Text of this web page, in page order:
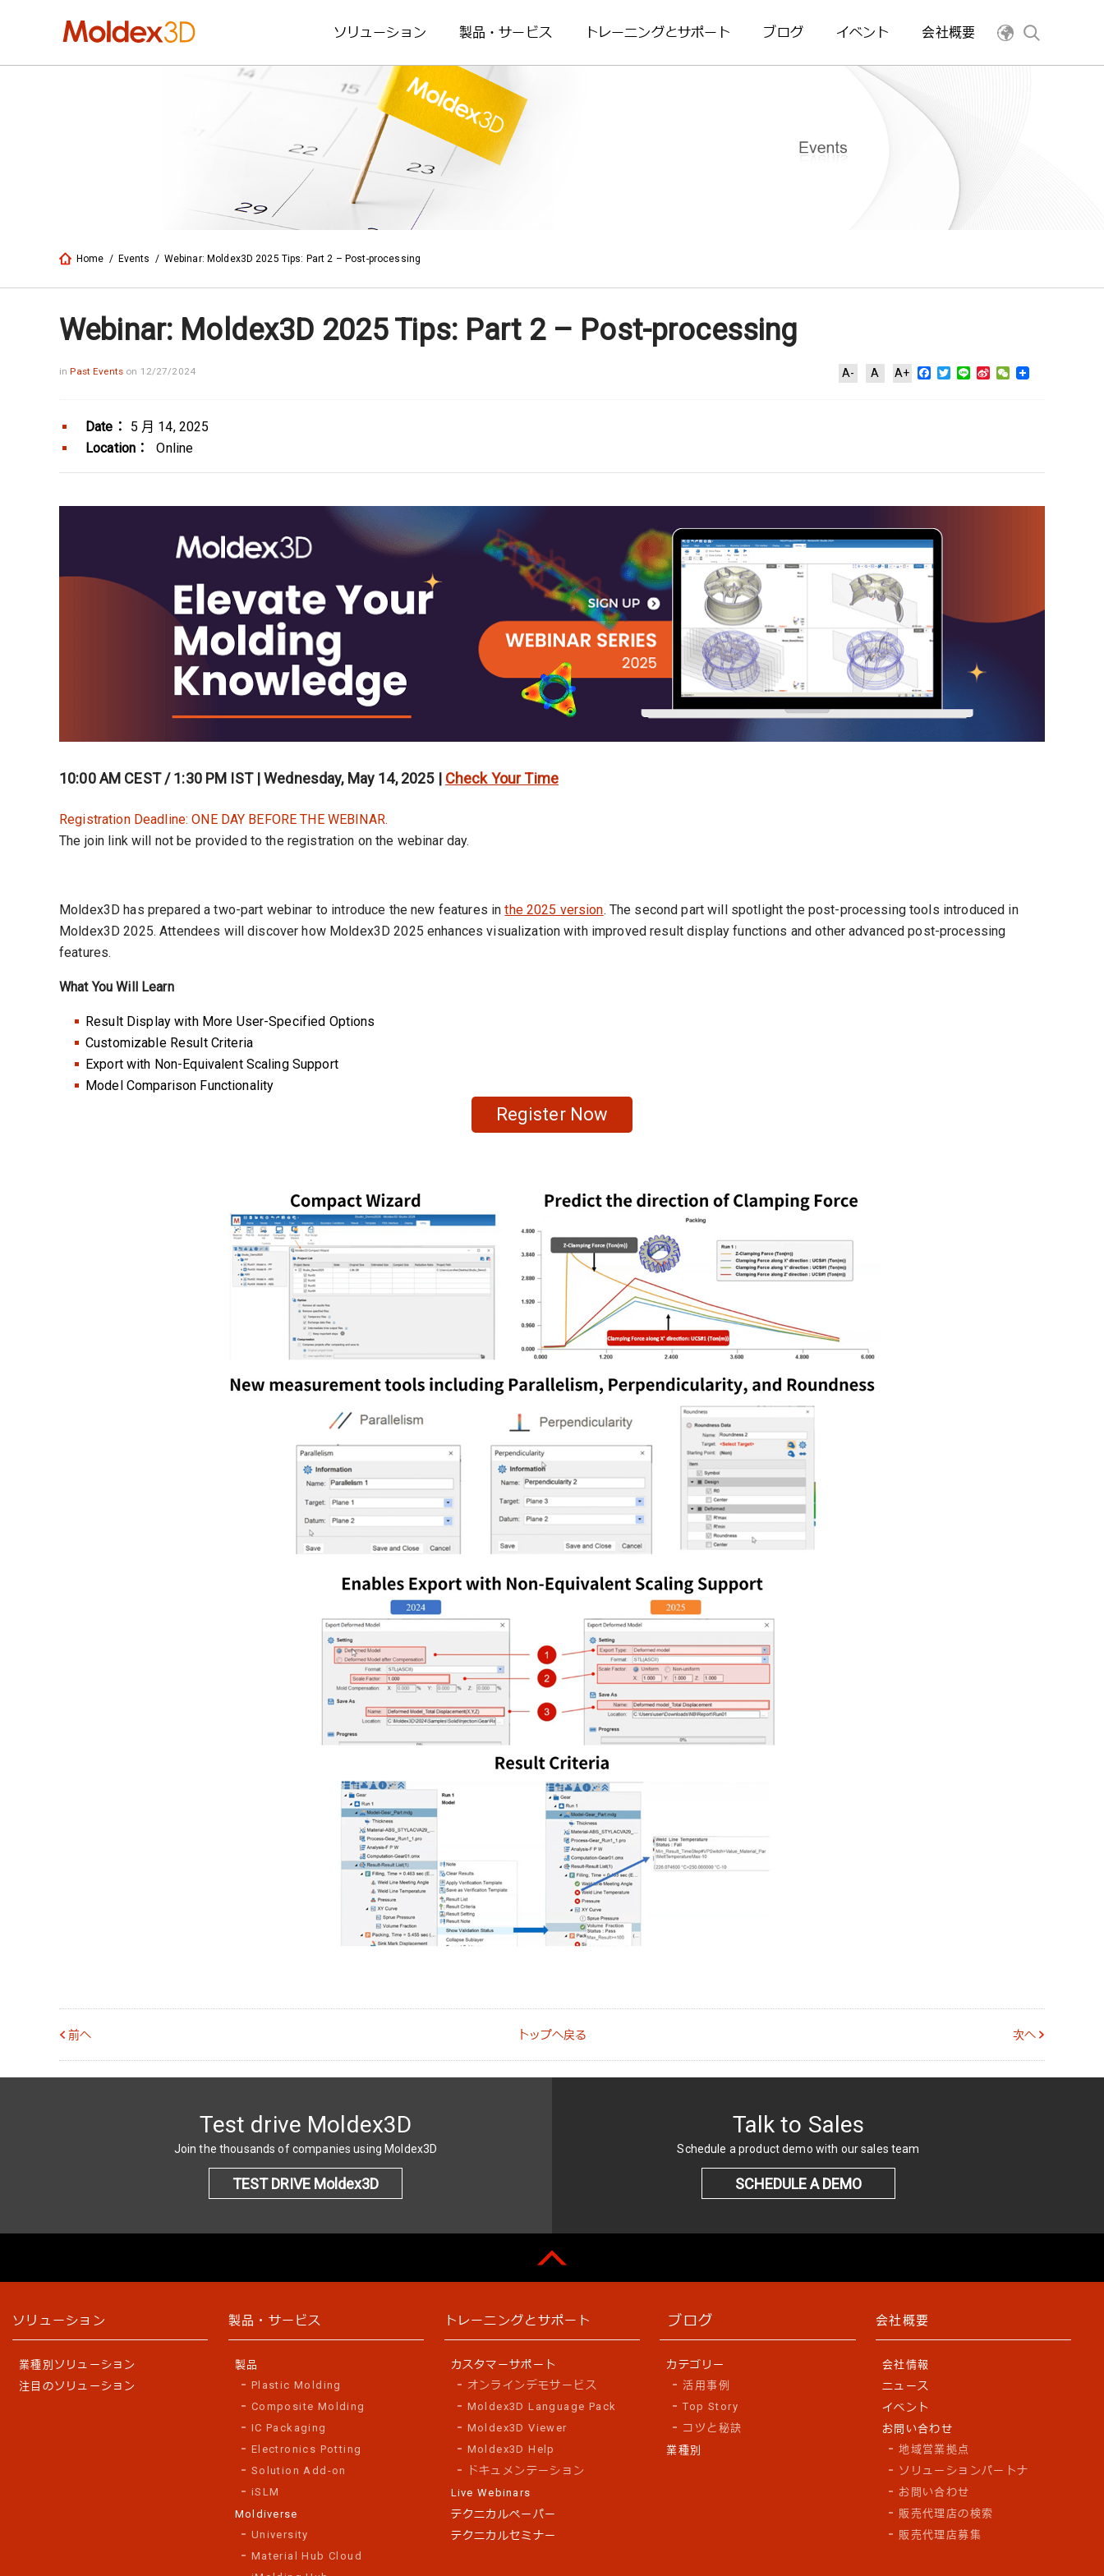
ソリューション 製品・サービス トレーニングとサポート ブログ イベント 会社概要
Home / Events / Webinar: Moldex3D 2025 Tips: Part 2 – Post-processing
Webinar: Moldex3D 2025 Tips: Part 2 – Post-processing
inPast Events on 12/27/2024 A- A A+ Facebook
Twitter
Line Sina WeChat
Date：
5 月 14, 2025
Location：
Online
10:00 AM CEST / 1:30 PM IST | Wednesday, May 14, 2025 | Check Your Time
Registration Deadline: ONE DAY BEFORE THE WEBINAR.
The join link will not be provided to the registration on the webinar day.
Moldex3D has prepared a two-part webinar to introduce the new features inthe 2025 version. The second part will spotlight the post-processing tools introduced in
Moldex3D 2025. Attendees will discover how Moldex3D 2025 enhances visualization with improved result display functions and other advanced post-processing
features.
What You Will Learn
Result Display with More User-Specified Options
Customizable Result Criteria
Export with Non-Equivalent Scaling Support
Model Comparison Functionality
Register Now
前へ トップへ戻る 次へ
Test drive Moldex3D
Join the thousands of companies using Moldex3D
TEST DRIVE Moldex3D
Talk to Sales
Schedule a product demo with our sales team
SCHEDULE A DEMO
ソリューション
業種別ソリューション
注目のソリューション
製品・サービス
製品
Plastic Molding
Composite Molding
IC Packaging
Electronics Potting
Solution Add-on
iSLM
Moldiverse
University
Material Hub Cloud
トレーニングとサポート
カスタマーサポート
オンラインデモサービス
Moldex3D Language Pack
Moldex3D Viewer
Moldex3D Help
ドキュメンテーション
Live Webinars
テクニカルペーパー
テクニカルセミナー
ブログ
カテゴリー
活用事例
Top Story
コツと秘訣
業種別
会社概要
会社情報
ニュース
イベント
お問い合わせ
地域営業拠点
ソリューションパートナ
お問い合わせ
販売代理店の検索
販売代理店募集